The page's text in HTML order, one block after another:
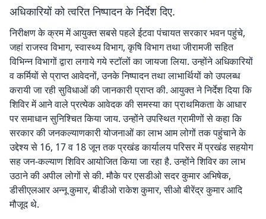
अधिकारियों को त्वरित निष्पादन के निर्देश दिए.
निरीक्षण के क्रम में आयुक्त सबसे पहले ईटवा पंचायत सरकार भवन पहुंचे,
जहां राजस्व विभाग, स्वास्थ्य विभाग, कृषि विभाग तथा जीरामजी सहित
विभिन्न विभागों द्वारा लगाये गये स्टॉलों का जायजा लिया. उन्होंने अधिकारियों
व कर्मियों से प्राप्त आवेदनों, उनके निष्पादन तथा लाभार्थियों को उपलब्ध
करायी जा रही सुविधाओं की जानकारी प्राप्त की. आयुक्त ने निर्देश दिया कि
शिविर में आने वाले प्रत्येक आवेदक की समस्या का प्राथमिकता के आधार
पर समाधान सुनिश्चित किया जाय. उन्होंने उपस्थित ग्रामीणों से कहा कि
सरकार की जनकल्याणकारी योजनाओं का लाभ आम लोगों तक पहुंचाने के
उद्देश्य से 16, 17 व 18 जून तक प्रखंड कार्यालय परिसर में प्रखंड सहयोग
सह जन-कल्याण शिविर आयोजित किया जा रहा है. उन्होंने शिविर का लाभ
उठाने की अपील लोगों से की. मौके पर एसडीओ सदर कुमार अभिषेक,
डीसीएलआर अन्नू कुमार, बीडीओ राकेश कुमार, सीओ बीरेंद्र कुमार आदि
मौजूद थे.